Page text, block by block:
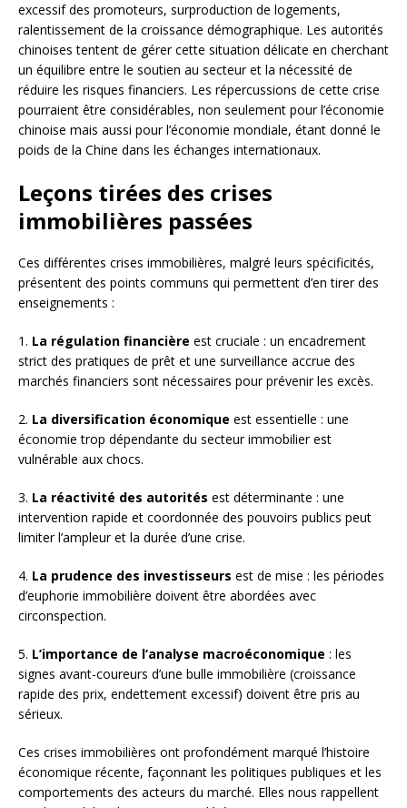
excessif des promoteurs, surproduction de logements,
ralentissement de la croissance démographique. Les autorités
chinoises tentent de gérer cette situation délicate en cherchant
un équilibre entre le soutien au secteur et la nécessité de
réduire les risques financiers. Les répercussions de cette crise
pourraient être considérables, non seulement pour l’économie
chinoise mais aussi pour l’économie mondiale, étant donné le
poids de la Chine dans les échanges internationaux.
Leçons tirées des crises
immobilières passées
Ces différentes crises immobilières, malgré leurs spécificités,
présentent des points communs qui permettent d’en tirer des
enseignements :
1. La régulation financière est cruciale : un encadrement
strict des pratiques de prêt et une surveillance accrue des
marchés financiers sont nécessaires pour prévenir les excès.
2. La diversification économique est essentielle : une
économie trop dépendante du secteur immobilier est
vulnérable aux chocs.
3. La réactivité des autorités est déterminante : une
intervention rapide et coordonnée des pouvoirs publics peut
limiter l’ampleur et la durée d’une crise.
4. La prudence des investisseurs est de mise : les périodes
d’euphorie immobilière doivent être abordées avec
circonspection.
5. L’importance de l’analyse macroéconomique : les
signes avant-coureurs d’une bulle immobilière (croissance
rapide des prix, endettement excessif) doivent être pris au
sérieux.
Ces crises immobilières ont profondément marqué l’histoire
économique récente, façonnant les politiques publiques et les
comportements des acteurs du marché. Elles nous rappellent